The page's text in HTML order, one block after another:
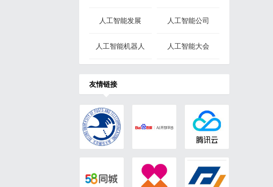
人工智能发展 人工智能公司
人工智能机器人 人工智能大会
友情链接